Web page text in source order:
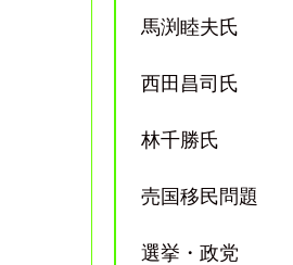
馬渕睦夫氏
西田昌司氏
林千勝氏
売国移民問題
選挙・政党